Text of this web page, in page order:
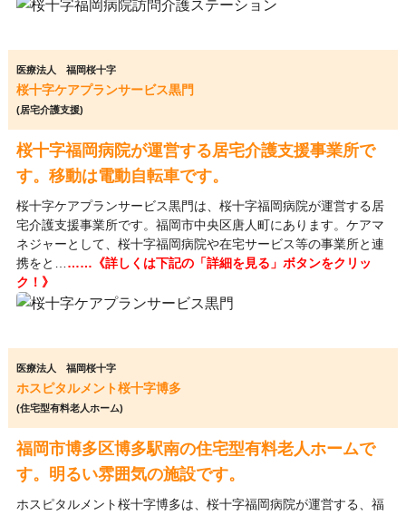
医療法人 福岡桜十字
桜十字ケアプランサービス黒門
(居宅介護支援)
桜十字福岡病院が運営する居宅介護支援事業所で
す。移動は電動自転車です。
桜十字ケアプランサービス黒門は、桜十字福岡病院が運営する居
宅介護支援事業所です。福岡市中央区唐人町にあります。ケアマ
ネジャーとして、桜十字福岡病院や在宅サービス等の事業所と連
携をと… ……《詳しくは下記の「詳細を見る」ボタンをクリッ
ク！》
医療法人 福岡桜十字
ホスピタルメント桜十字博多
(住宅型有料老人ホーム)
福岡市博多区博多駅南の住宅型有料老人ホームで
す。明るい雰囲気の施設です。
ホスピタルメント桜十字博多は、桜十字福岡病院が運営する、福